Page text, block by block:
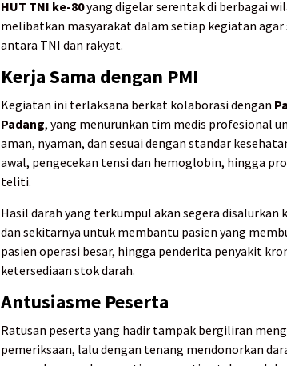
HUT TNI ke-80yang digelar serentak di berbagai
melibatkan masyarakat dalam setiap kegiatan
antara TNI dan rakyat.
Kerja Sama dengan PMI
Kegiatan ini terlaksana berkat kolaborasi dengan
Padang, yang menurunkan tim medis profesional
aman, nyaman, dan sesuai dengan standar
awal, pengecekan tensi dan hemoglobin, hingga
teliti.
Hasil darah yang terkumpul akan segera disalurkan
dan sekitarnya untuk membantu pasien yang
pasien operasi besar, hingga penderita penyakit
ketersediaan stok darah.
Antusiasme Peserta
Ratusan peserta yang hadir tampak bergiliran
pemeriksaan, lalu dengan tenang mendonorkan